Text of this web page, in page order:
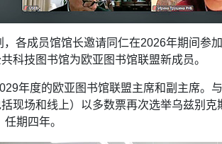
各成员馆馆长邀请同仁在2026年期间参
科技图书馆为欧亚图书馆联盟新成员。
年度的欧亚图书馆联盟主席和副主席。
现场和线上）以多数票再次选举乌兹别
期四年。